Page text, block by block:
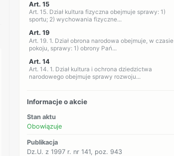
Art. 15
Art. 15. Dział kultura fizyczna obejmuje sprawy: 1)
sportu; 2) wychowania fizyczne...
Art. 19
Art. 19. 1. Dział obrona narodowa obejmuje, w czasie
pokoju, sprawy: 1) obrony Pań...
Art. 14
Art. 14. 1. Dział kultura i ochrona dziedzictwa
narodowego obejmuje sprawy rozwoju...
Informacje o akcie
Stan aktu
Obowiązuje
Publikacja
Dz.U. z 1997 r. nr 141, poz. 943